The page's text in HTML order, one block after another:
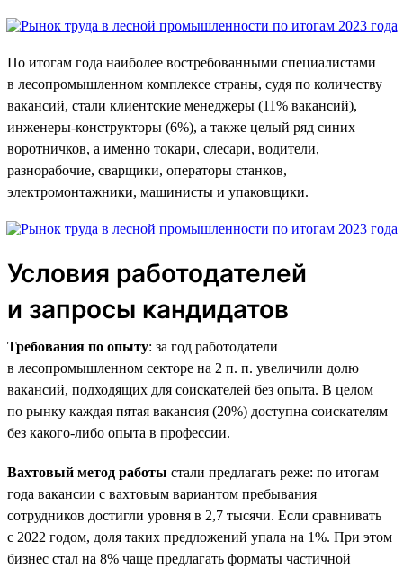
По итогам года наиболее востребованными специалистами
в лесопромышленном комплексе страны, судя по количеству
вакансий, стали клиентские менеджеры (11% вакансий),
инженеры-конструкторы (6%), а также целый ряд синих
воротничков, а именно токари, слесари, водители,
разнорабочие, сварщики, операторы станков,
электромонтажники, машинисты и упаковщики.
Условия работодателей
и запросы кандидатов
Требования по опыту: за год работодатели
в лесопромышленном секторе на 2 п. п. увеличили долю
вакансий, подходящих для соискателей без опыта. В целом
по рынку каждая пятая вакансия (20%) доступна соискателям
без какого-либо опыта в профессии.
Вахтовый метод работы стали предлагать реже: по итогам
года вакансии с вахтовым вариантом пребывания
сотрудников достигли уровня в 2,7 тысячи. Если сравнивать
с 2022 годом, доля таких предложений упала на 1%. При этом
бизнес стал на 8% чаще предлагать форматы частичной